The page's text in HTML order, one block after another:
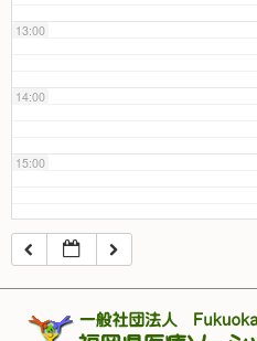
13:00
14:00
15:00
16:00